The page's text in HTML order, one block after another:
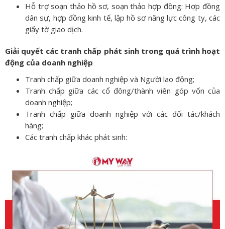
Hỗ trợ soạn thảo hồ sơ, soạn thảo hợp đồng: Hợp đồng
dân sự, hợp đồng kinh tế, lập hồ sơ năng lực công ty, các
giấy tờ giao dịch.
Giải quyết các tranh chấp phát sinh trong quá trình hoạt
động của doanh nghiệp
Tranh chấp giữa doanh nghiệp và Người lao động;
Tranh chấp giữa các cổ đông/thành viên góp vốn của
doanh nghiệp;
Tranh chấp giữa doanh nghiệp với các đối tác/khách
hàng;
Các tranh chấp khác phát sinh: